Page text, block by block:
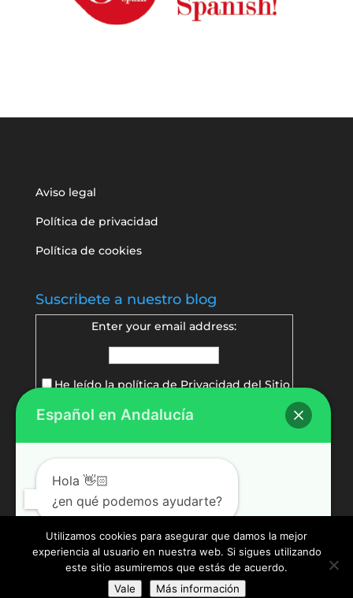
Aviso legal
Política de privacidad
Política de cookies
Suscribete a nuestro blog
Enter your email address:
He leído la política dePrivacidad del Sitio
© Español en Andalucía
Español en Andalucía
Hola 👋🏻
¿en qué podemos ayudarte?
Abrir chat
Utilizamos cookies para asegurar que damos la mejor
experiencia al usuario en nuestra web. Si sigues utilizando
este sitio asumiremos que estás de acuerdo.
Vale
Más información